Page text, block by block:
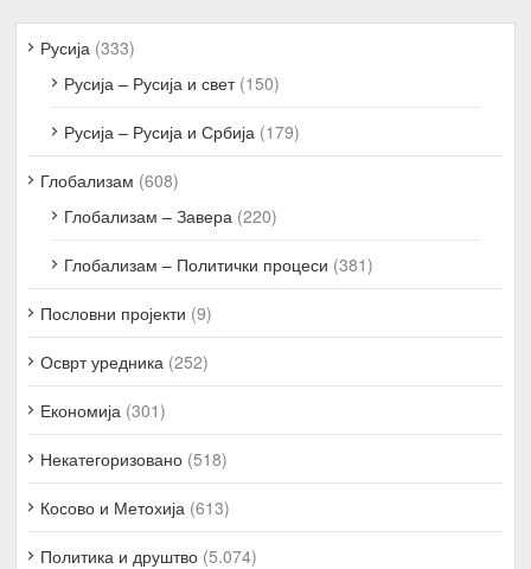
Русија (333)
Русија – Русија и свет(150)
Русија – Русија и Србија (179)
Глобализам (608)
Глобализам – Завера (220)
Глобализам – Политички процеси (381)
Пословни пројекти (9)
Осврт уредника (252)
Економија (301)
Некатегоризовано (518)
Косово и Метохија (613)
Политика и друштво (5.074)